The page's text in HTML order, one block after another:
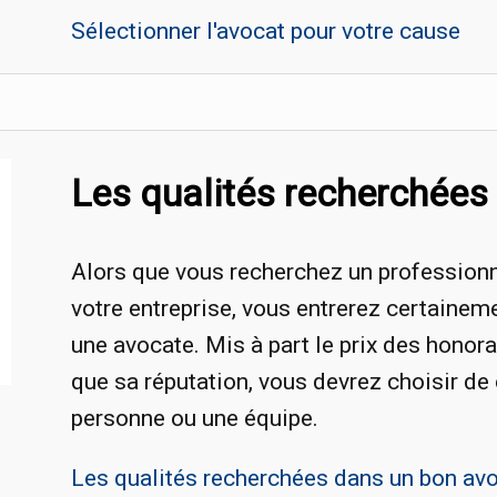
Sélectionner l'avocat pour votre cause
Les qualités
Alors que vous recherchez un
votre entreprise, vous entrerez
une avocate. Mis à part le prix des
que sa réputation, vous devrez choisir
personne ou une équipe.
Les qualités recherchées dans un bon